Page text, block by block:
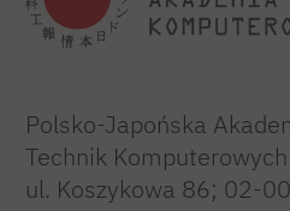
Polsko-Japońska
Technik Komputerowych
ul. Koszykowa 86; 02-